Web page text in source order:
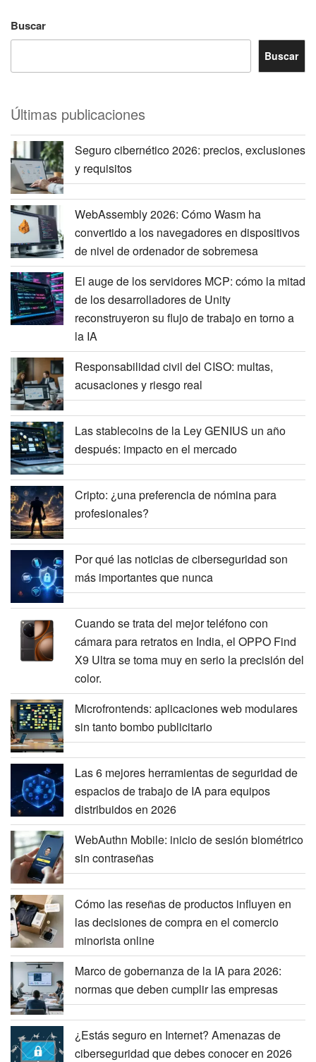
Buscar
Buscar
Últimas publicaciones
Seguro cibernético 2026: precios, exclusiones
y requisitos
WebAssembly 2026: Cómo Wasm ha
convertido a los navegadores en dispositivos
de nivel de ordenador de sobremesa
El auge de los servidores MCP: cómo la mitad
de los desarrolladores de Unity
reconstruyeron su flujo de trabajo en torno a
la IA
Responsabilidad civil del CISO: multas,
acusaciones y riesgo real
Las stablecoins de la Ley GENIUS un año
después: impacto en el mercado
Cripto: ¿una preferencia de nómina para
profesionales?
Por qué las noticias de ciberseguridad son
más importantes que nunca
Cuando se trata del mejor teléfono con
cámara para retratos en India, el OPPO Find
X9 Ultra se toma muy en serio la precisión del
color.
Microfrontends: aplicaciones web modulares
sin tanto bombo publicitario
Las 6 mejores herramientas de seguridad de
espacios de trabajo de IA para equipos
distribuidos en 2026
WebAuthn Mobile: inicio de sesión biométrico
sin contraseñas
Cómo las reseñas de productos influyen en
las decisiones de compra en el comercio
minorista online
Marco de gobernanza de la IA para 2026:
normas que deben cumplir las empresas
¿Estás seguro en Internet? Amenazas de
ciberseguridad que debes conocer en 2026